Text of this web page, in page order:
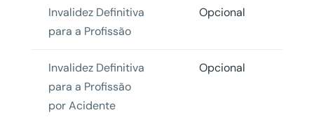
Invalidez Definitiva
para a Profissão
Opcional
Invalidez Definitiva
para a Profissão
por Acidente
Opcional